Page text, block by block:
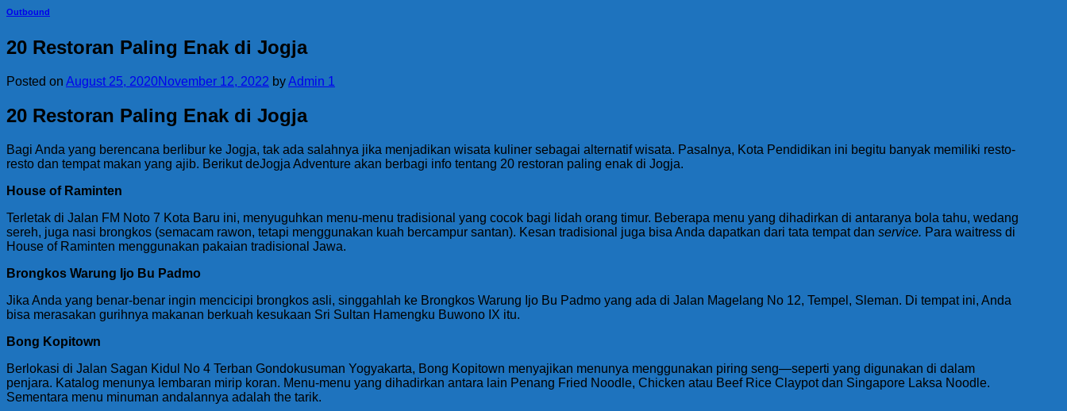
Outbound
20 Restoran Paling Enak di Jogja
Posted on August 25, 2020November 12, 2022 byAdmin 1
20 Restoran Paling Enak di Jogja
Bagi Anda yang berencana berlibur ke Jogja, tak ada salahnya jika menjadikan wisata kuliner sebagai alternatif wisata. Pasalnya, Kota Pendidikan ini begitu banyak memiliki resto-
resto dan tempat makan yang ajib. Berikut deJogja Adventure akan berbagi info tentang 20 restoran paling enak di Jogja.
House of Raminten
Terletak di Jalan FM Noto 7 Kota Baru ini, menyuguhkan menu-menu tradisional yang cocok bagi lidah orang timur. Beberapa menu yang dihadirkan di antaranya bola tahu, wedang
sereh, juga nasi brongkos (semacam rawon, tetapi menggunakan kuah bercampur santan). Kesan tradisional juga bisa Anda dapatkan dari tata tempat dan service. Para waitress di
House of Raminten menggunakan pakaian tradisional Jawa.
Brongkos Warung Ijo Bu Padmo
Jika Anda yang benar-benar ingin mencicipi brongkos asli, singgahlah ke Brongkos Warung Ijo Bu Padmo yang ada di Jalan Magelang No 12, Tempel, Sleman. Di tempat ini, Anda
bisa merasakan gurihnya makanan berkuah kesukaan Sri Sultan Hamengku Buwono IX itu.
Bong Kopitown
Berlokasi di Jalan Sagan Kidul No 4 Terban Gondokusuman Yogyakarta, Bong Kopitown menyajikan menunya menggunakan piring seng—seperti yang digunakan di dalam
penjara. Katalog menunya lembaran mirip koran. Menu-menu yang dihadirkan antara lain Penang Fried Noodle, Chicken atau Beef Rice Claypot dan Singapore Laksa Noodle.
Sementara menu minuman andalannya adalah the tarik.